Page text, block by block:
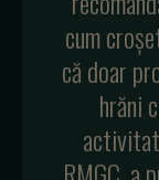
cum
că doar
hrăni